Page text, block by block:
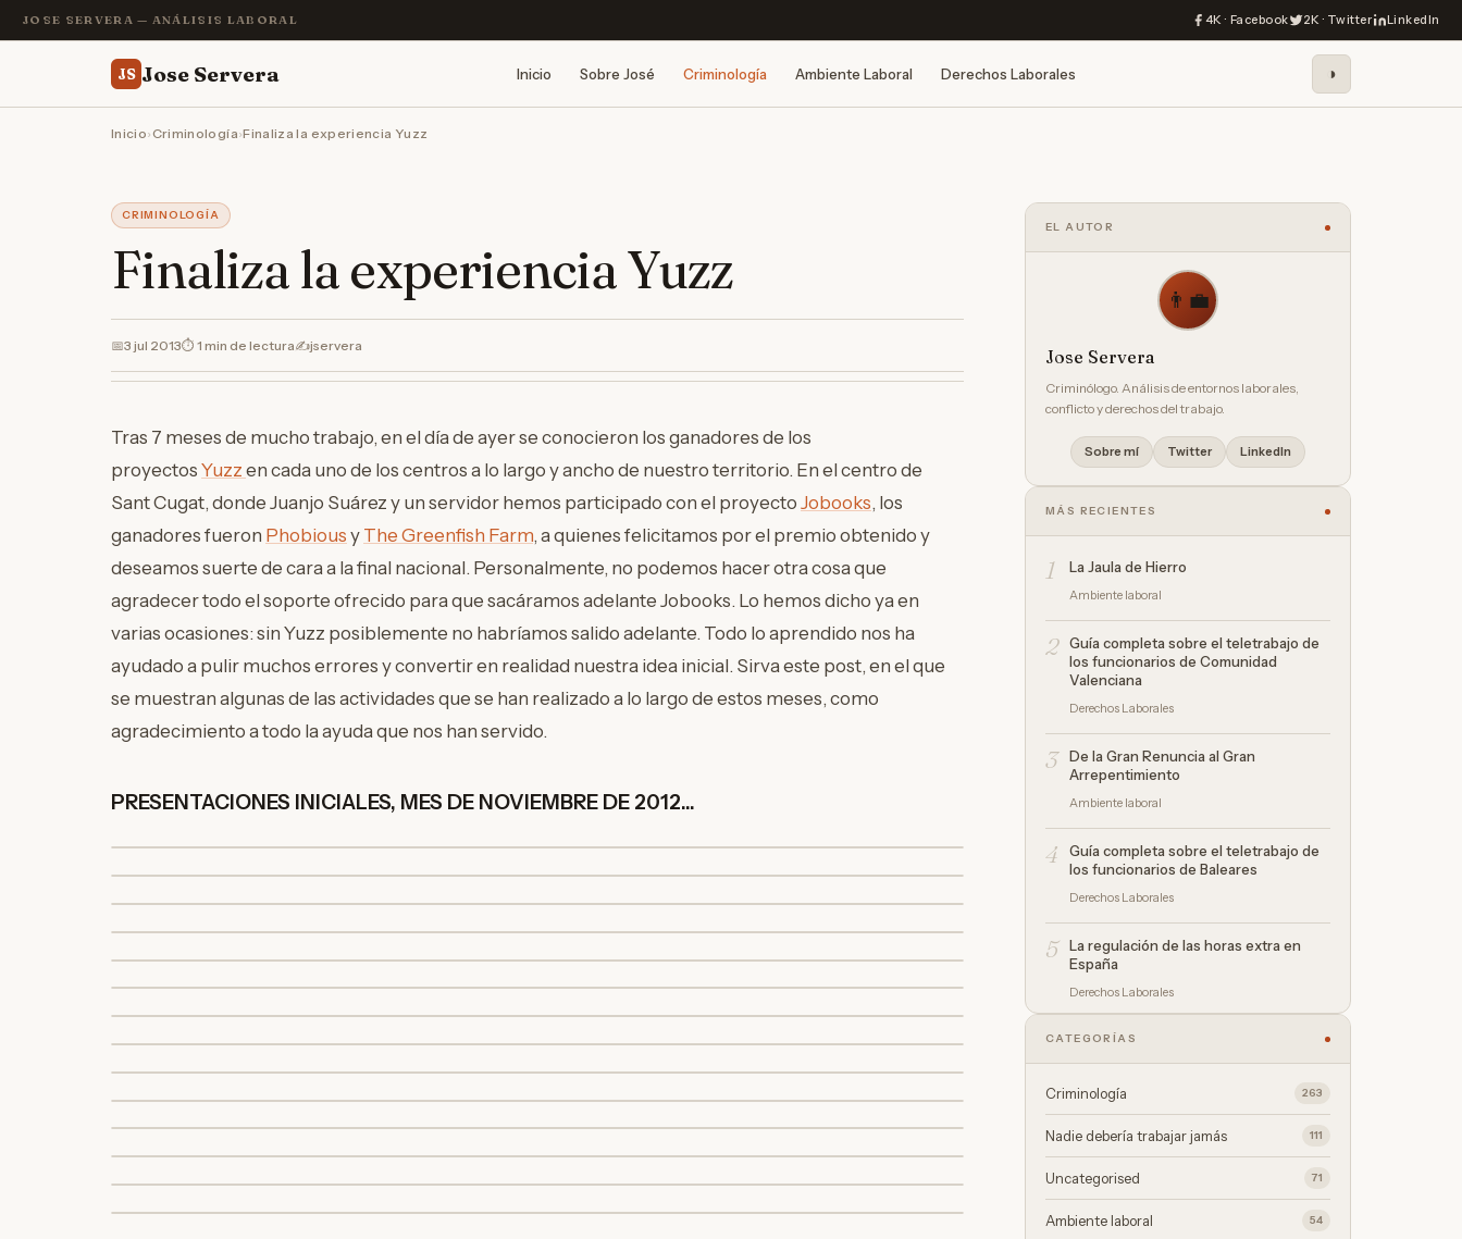
JOSE SERVERA — ANÁLISIS LABORAL 4K · Facebook 2K · Twitter LinkedIn
JS Jose Servera Inicio Sobre José Criminología Ambiente Laboral Derechos Laborales ◑
Inicio›Criminología›Finaliza la experiencia Yuzz
CRIMINOLOGÍA
Finaliza la experiencia Yuzz
📅3 jul 2013⏱ 1 min de lectura✍️jservera
Tras 7 meses de mucho trabajo, en el día de ayer se conocieron los ganadores de los
proyectos Yuzz en cada uno de los centros a lo largo y ancho de nuestro territorio. En el centro de
Sant Cugat, donde Juanjo Suárez y un servidor hemos participado con el proyecto Jobooks, los
ganadores fueron Phobious y The Greenfish Farm, a quienes felicitamos por el premio obtenido y
deseamos suerte de cara a la final nacional. Personalmente, no podemos hacer otra cosa que
agradecer todo el soporte ofrecido para que sacáramos adelante Jobooks. Lo hemos dicho ya en
varias ocasiones: sin Yuzz posiblemente no habríamos salido adelante. Todo lo aprendido nos ha
ayudado a pulir muchos errores y convertir en realidad nuestra idea inicial. Sirva este post, en el que
se muestran algunas de las actividades que se han realizado a lo largo de estos meses, como
agradecimiento a todo la ayuda que nos han servido.
PRESENTACIONES INICIALES, MES DE NOVIEMBRE DE 2012...
EL AUTOR
👨‍💼
Jose Servera
Criminólogo. Análisis de entornos laborales,
conflicto y derechos del trabajo.
Sobre mí Twitter LinkedIn
MÁS RECIENTES
1 La Jaula de Hierro
Ambiente laboral
2
Guía completa sobre el teletrabajo de
los funcionarios de Comunidad
Valenciana
Derechos Laborales
3
De la Gran Renuncia al Gran
Arrepentimiento
Ambiente laboral
4
Guía completa sobre el teletrabajo de
los funcionarios de Baleares
Derechos Laborales
5
La regulación de las horas extra en
España
Derechos Laborales
CATEGORÍAS
Criminología 263
Nadie debería trabajar jamás 111
Uncategorised 71
Ambiente laboral 54